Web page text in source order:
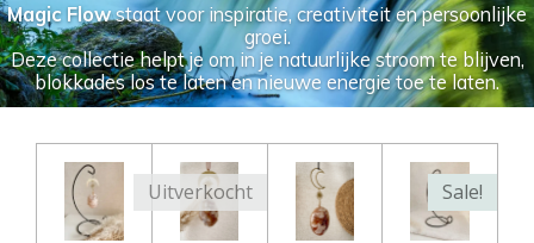
Magic Flowstaat voor inspiratie, creativiteit en persoonlijke
groei.
Deze collectie helpt je om in je natuurlijke stroom te blijven,
blokkades los te laten en nieuwe energie toe te laten.
Uitverkocht Sale!